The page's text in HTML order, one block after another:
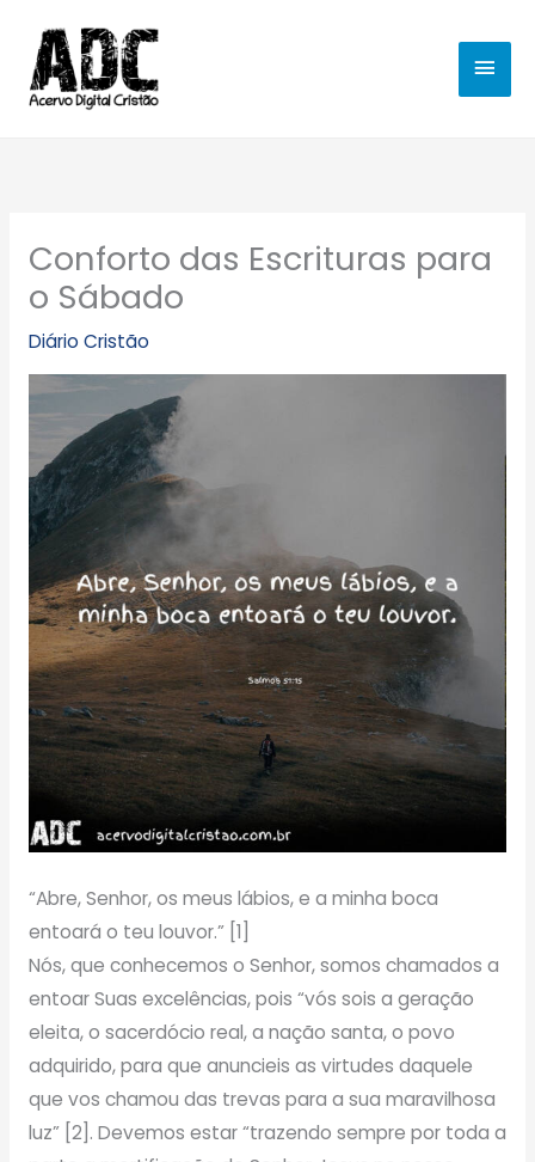
para
conteúdo
Conforto das Escrituras para
o Sábado
Diário Cristão
“Abre, Senhor, os meus lábios, e a minha boca
entoará o teu louvor.” [1]
Nós, que conhecemos o Senhor, somos chamados a
entoar Suas excelências, pois “vós sois a geração
eleita, o sacerdócio real, a nação santa, o povo
adquirido, para que anuncieis as virtudes daquele
que vos chamou das trevas para a sua maravilhosa
luz” [2]. Devemos estar “trazendo sempre por toda a